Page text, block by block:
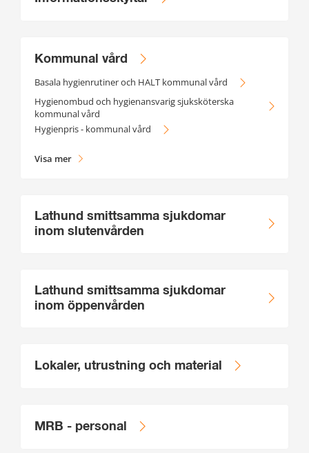
Kommunal vård
Basala hygienrutiner och HALT kommunal vård
Hygienombud och hygienansvarig sjuksköterska
kommunal vård
Hygienpris - kommunal vård
Visa mer
Lathund smittsamma sjukdomar
inom slutenvården
Lathund smittsamma sjukdomar
inom öppenvården
Lokaler, utrustning och material
MRB - personal